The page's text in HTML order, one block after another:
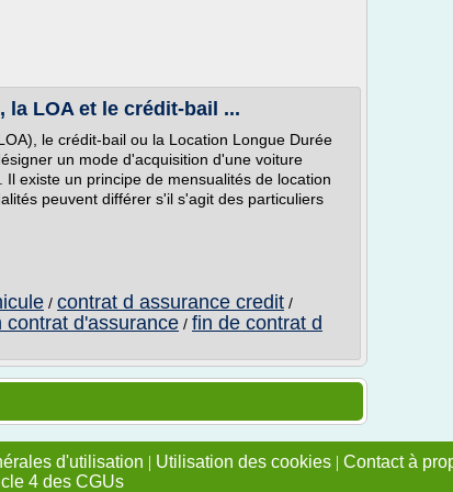
LOA et le crédit-bail ...
le crédit-bail ou la Location Longue Durée
un mode d'acquisition d'une voiture
existe un principe de mensualités de location
peuvent différer s'il s'agit des particuliers
/ contrat d assurance credit /
contrat d'assurance / fin de contrat d
d'utilisation | Utilisation des cookies | Contact à
4 des CGUs